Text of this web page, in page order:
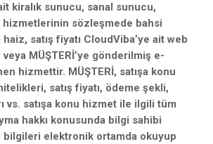
kiralık sunucu, sanal sunucu,
hizmetlerinin sözleşmede bahsi
satış fiyatı CloudViba’ye ait web
MÜŞTERİ’ye gönderilmiş e-
hizmettir. MÜŞTERİ, satışa konu
satış fiyatı, ödeme şekli,
vs. satışa konu hizmet ile ilgili tüm
hakkı konusunda bilgi sahibi
bilgileri elektronik ortamda okuyup